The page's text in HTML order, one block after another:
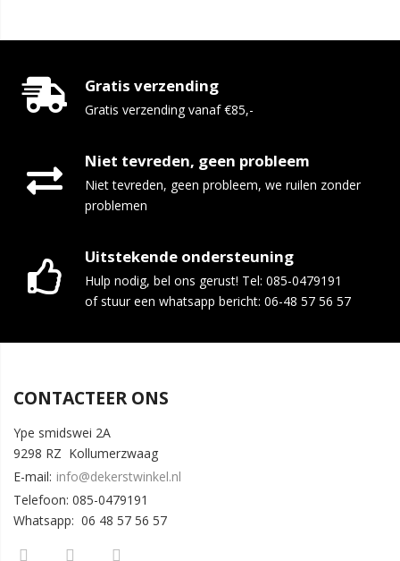
Gratis verzending
Gratis verzending vanaf €85,-
Niet tevreden, geen probleem
Niet tevreden, geen probleem, we ruilen zonder
problemen
Uitstekende ondersteuning
Hulp nodig, bel ons gerust! Tel: 085-0479191
of stuur een whatsapp bericht: 06-48 57 56 57
CONTACTEER ONS
Ype smidswei 2A
9298 RZ Kollumerzwaag
E-mail: info@dekerstwinkel.nl
Telefoon: 085-0479191
Whatsapp: 06 48 57 56 57